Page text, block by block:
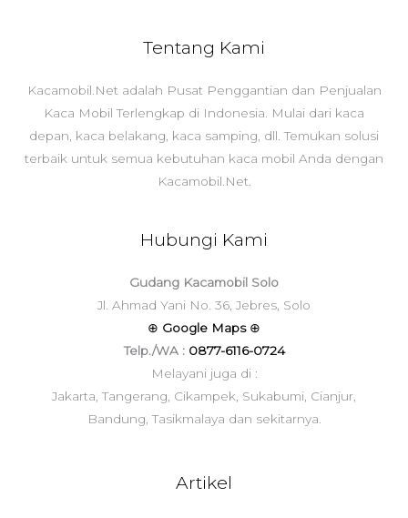
Tentang Kami
Kacamobil.Net adalah Pusat Penggantian dan Penjualan
Kaca Mobil Terlengkap di Indonesia. Mulai dari kaca
depan, kaca belakang, kaca samping, dll. Temukan solusi
terbaik untuk semua kebutuhan kaca mobil Anda dengan
Kacamobil.Net.
Hubungi Kami
Gudang Kacamobil Solo
Jl. Ahmad Yani No. 36, Jebres, Solo
⊕ Google Maps ⊕
Telp./WA : 0877-6116-0724
Melayani juga di :
Jakarta, Tangerang, Cikampek, Sukabumi, Cianjur,
Bandung, Tasikmalaya dan sekitarnya.
Artikel